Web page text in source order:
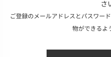
さ
ご登録のメールアドレスとパスワー
物ができるよ